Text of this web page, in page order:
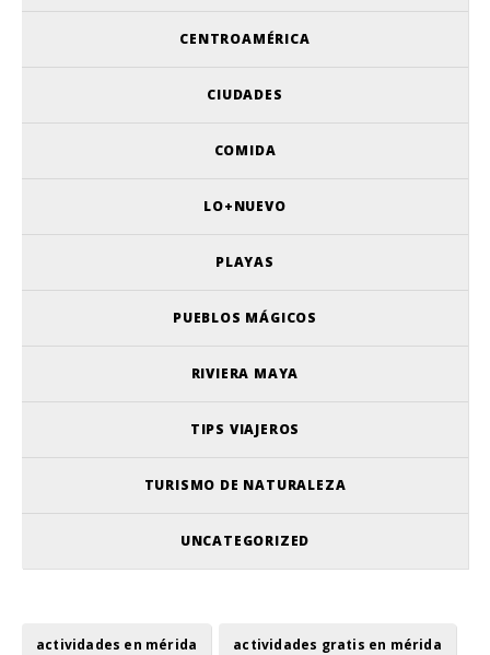
CENTROAMÉRICA
CIUDADES
COMIDA
LO+NUEVO
PLAYAS
PUEBLOS MÁGICOS
RIVIERA MAYA
TIPS VIAJEROS
TURISMO DE NATURALEZA
UNCATEGORIZED
actividades en mérida actividades gratis en mérida